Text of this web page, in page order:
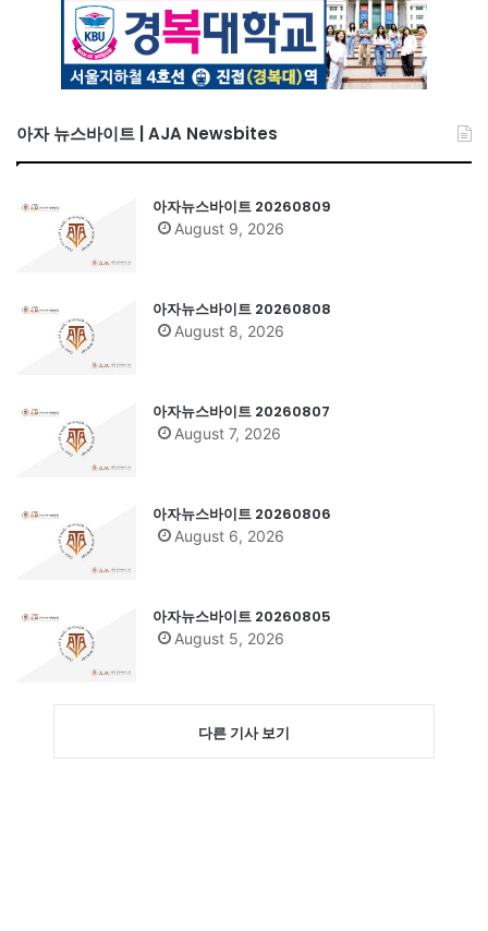
아자 뉴스바이트 | AJA Newsbites
아자뉴스바이트 20260809
August 9, 2026
아자뉴스바이트 20260808
August 8, 2026
아자뉴스바이트 20260807
August 7, 2026
아자뉴스바이트 20260806
August 6, 2026
아자뉴스바이트 20260805
August 5, 2026
다른 기사 보기